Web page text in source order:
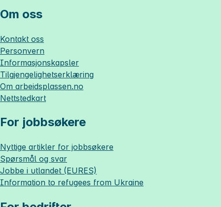
Om oss
Kontakt oss
Personvern
Informasjonskapsler
Tilgjengelighetserklæring
Om arbeidsplassen.no
Nettstedkart
For jobbsøkere
Nyttige artikler for jobbsøkere
Spørsmål og svar
Jobbe i utlandet (EURES)
Information to refugees from Ukraine